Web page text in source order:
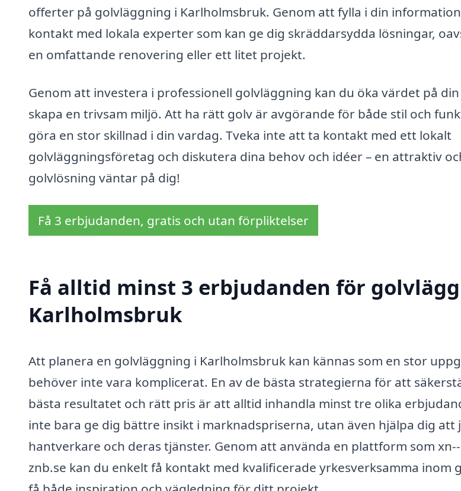
offerter på golvläggning i Karlholmsbruk. Genom att fylla i din
kontakt med lokala experter som kan ge dig skräddarsydda lösningar,
en omfattande renovering eller ett litet projekt.
Genom att investera i professionell golvläggning kan du öka värdet på
skapa en trivsam miljö. Att ha rätt golv är avgörande för både stil och
göra en stor skillnad i din vardag. Tveka inte att ta kontakt med ett lokalt
golvläggningsföretag och diskutera dina behov och idéer – en attraktiv
golvlösning väntar på dig!
Få 3 erbjudanden, gratis och utan förpliktelser
Få alltid minst 3 erbjudanden för
Karlholmsbruk
Att planera en golvläggning i Karlholmsbruk kan kännas som en stor
behöver inte vara komplicerat. En av de bästa strategierna för att
bästa resultatet och rätt pris är att alltid inhandla minst tre olika
inte bara ge dig bättre insikt i marknadspriserna, utan även hjälpa dig att
hantverkare och deras tjänster. Genom att använda en plattform som
znb.se kan du enkelt få kontakt med kvalificerade yrkesverksamma inom